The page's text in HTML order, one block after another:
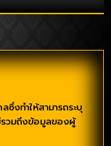
งทำให้สามารถระบุ
วมถึงข้อมูลของผู้